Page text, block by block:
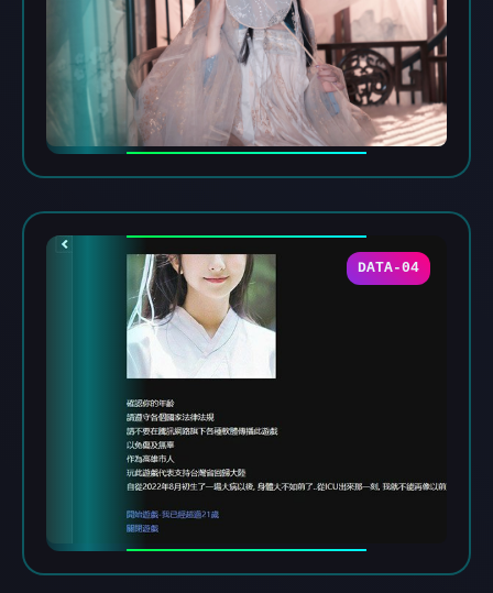
DATA-04